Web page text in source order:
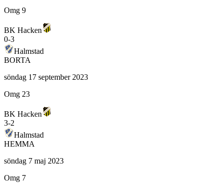
Omg 9
BK Hacken
0-3
Halmstad
BORTA
söndag 17 september 2023
Omg 23
BK Hacken
3-2
Halmstad
HEMMA
söndag 7 maj 2023
Omg 7